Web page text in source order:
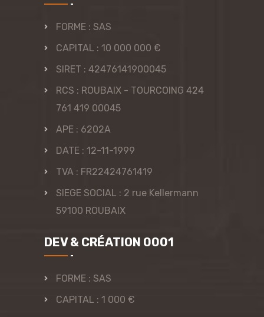
FORME : SAS
CAPITAL : 10 000 000 €
SIRET : 42476141900045
RCS : ROUBAIX - TOURCOING 424
761 419 00045
APE : 6202A
DATE : 12-11-1999
TVA : FR22424761419
SIEGE SOCIAL : 2 rue Kellermann
59100 ROUBAIX
DEV & CRÉATION 0001
FORME : SAS
CAPITAL : 1 000 €